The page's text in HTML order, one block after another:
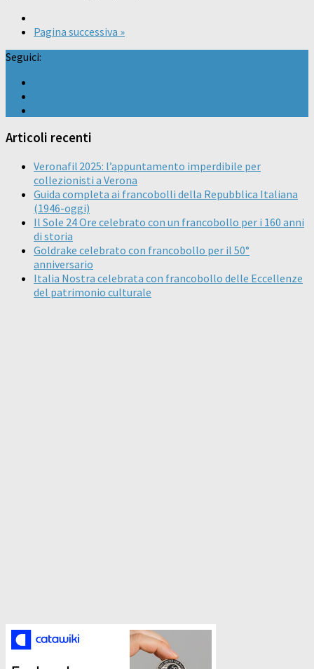
Pagina successiva »
Seguici:
Articoli recenti
Veronafil 2025: l’appuntamento imperdibile per
collezionisti a Verona
Guida completa ai francobolli della Repubblica Italiana
(1946-oggi)
Il Sole 24 Ore celebrato con un francobollo per i 160 anni
di storia
Goldrake celebrato con francobollo per il 50°
anniversario
Italia Nostra celebrata con francobollo delle Eccellenze
del patrimonio culturale